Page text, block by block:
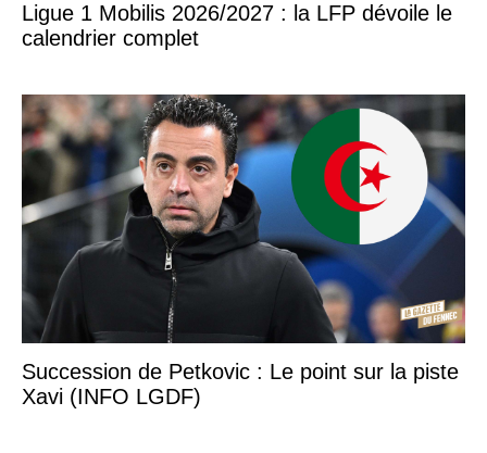
Ligue 1 Mobilis 2026/2027 : la LFP dévoile le
calendrier complet
Succession de Petkovic : Le point sur la piste
Xavi (INFO LGDF)